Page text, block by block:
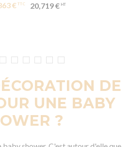
€ 20,719 €
DE
UNE BABY
?